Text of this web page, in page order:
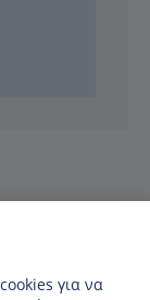
Zas
για να